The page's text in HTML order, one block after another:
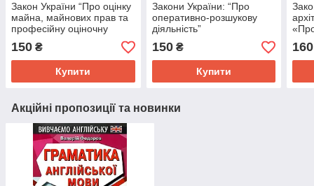
Закон України “Про оцінку
майна, майнових прав та
професійну оціночну
діяльність в Україні”Закон
України “Про оцінку
майна, майнов
150 ₴
Купити
Закони України: “Про
оперативно-розшукову
діяльність”
150₴
Купити
160
Акційні пропозиції та новинки